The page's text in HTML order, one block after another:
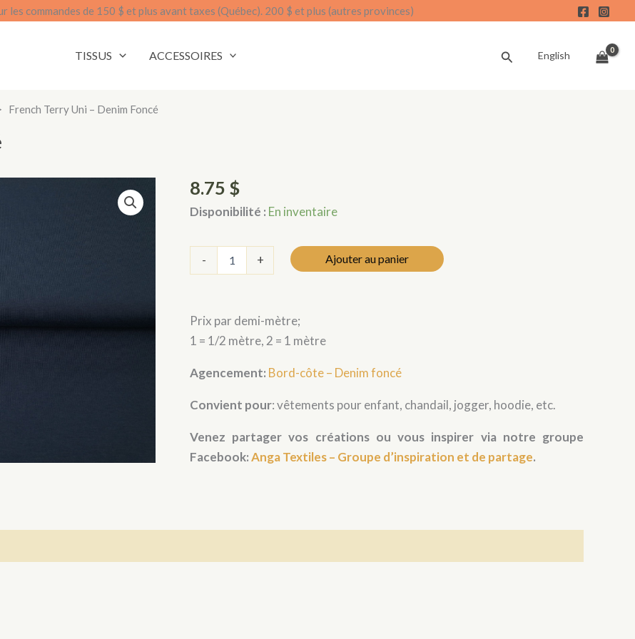
les commandes de 150 $ et plus avant taxes (Québec). 200 $ et plus (autres provinces)
TISSUS ACCESSOIRES Recherche
English
French Terry Uni – Denim Foncé
8.75 $
Disponibilité : En inventaire
-
-
Denim
+ Ajouter au panier
Prix par demi-mètre;
1 = 1/2 mètre, 2 = 1 mètre
Agencement: Bord-côte – Denim foncé
Convient pour: vêtements pour enfant, chandail, jogger, hoodie, etc.
Venez partager vos créations ou vous inspirer via notre groupe
Facebook:Anga Textiles – Groupe d’inspiration et de partage.